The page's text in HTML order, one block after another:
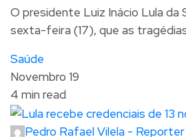
O presidente Luiz Inácio Lula da
sexta-feira (17), que as
Saúde
Novembro 19
4 min read
Pedro Rafael Vilela -